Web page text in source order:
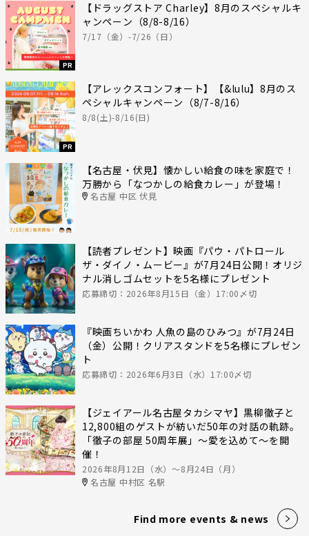
PR
【ドラッグストア Charley】8月のスペシャルキ
ャンペーン（8/8-8/16）
7/17（金）-7/26（日）
PR
【アレックスコンフォート】【&lulu】8月のス
ペシャルキャンペーン（8/7-8/16）
8/8(土)-8/16(日)
【名古屋・伏見】懐かしい給食の味を家庭で！
万勝から「なつかしの給食カレー」が登場！
名古屋 中区 伏見
【読者プレゼント】映画『パウ・パトロール
ザ・ダイノ・ムービー』が7月24日公開！オリジ
ナル消しゴムセットを5名様にプレゼント
応募締切：2026年8月15日（金）17:00〆切
『映画ちいかわ 人魚の島のひみつ』が7月24日
（金）公開！クリアスタンドを5名様にプレゼン
ト
応募締切：2026年6月3日（水）17:00〆切
【ジェイアール名古屋タカシマヤ】黒柳徹子と
12,800組のゲストが紡いだ50年の対話の軌跡。
「徹子の部屋 50周年展」～愛を込めて～を開
催！
2026年8月12日（水）〜8月24日（月）
名古屋 中村区 名駅
Find more events & news